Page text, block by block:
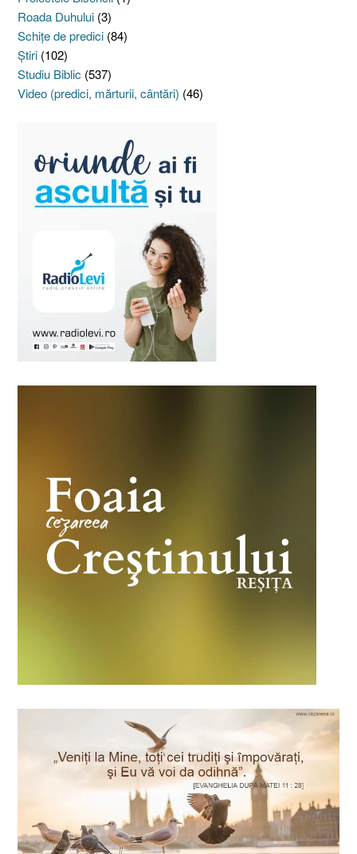
Roada Duhului (3)
Schiţe de predici (84)
Ştiri (102)
Studiu Biblic (537)
Video (predici, mărturii, cântări) (46)